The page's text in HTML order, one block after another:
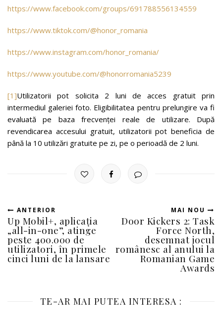
https://www.facebook.com/groups/691788556134559
https://www.tiktok.com/@honor_romania
https://www.instagram.com/honor_romania/
https://www.youtube.com/@honorromania5239
[1]Utilizatorii pot solicita 2 luni de acces gratuit prin
intermediul galeriei foto. Eligibilitatea pentru prelungire va fi
evaluată pe baza frecvenței reale de utilizare. După
revendicarea accesului gratuit, utilizatorii pot beneficia de
până la 10 utilizări gratuite pe zi, pe o perioadă de 2 luni.
ANTERIOR
Up Mobil+, aplicația
„all-in-one”, atinge
peste 400.000 de
utilizatori, în primele
cinci luni de la lansare
MAI NOU
Door Kickers 2: Task
Force North,
desemnat jocul
românesc al anului la
Romanian Game
Awards
TE-AR MAI PUTEA INTERESA :